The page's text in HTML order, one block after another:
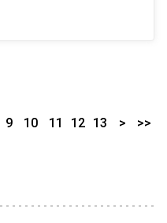
9 10 11 12 13 > >>